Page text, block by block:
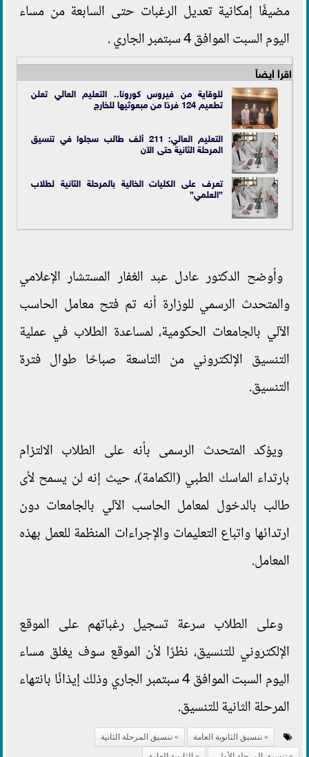
مضيفًا إمكانية تعديل الرغبات حتى السابعة من مساء
اليوم السبت الموافق 4 سبتمبر الجاري .
اقرأ أيضاً
للوقاية من فيروس كورونا.. التعليم العالي تعلن
تطعيم 124 فردًا من مبعوثيها للخارج
التعليم العالي: 211 ألف طالب سجلوا في تنسيق
المرحلة الثانية حتى الآن
تعرف على الكليات الخالية بالمرحلة الثانية لطلاب
”العلمي”
وأوضح الدكتور عادل عبد الغفار المستشار الإعلامي
والمتحدث الرسمي للوزارة أنه تم فتح معامل الحاسب
الآلي بالجامعات الحكومية، لمساعدة الطلاب في عملية
التنسيق الإلكتروني من التاسعة صباحًا طوال فترة
التنسيق.
ويؤكد المتحدث الرسمى بأنه على الطلاب الالتزام
بارتداء الماسك الطبي (الكمامة)، حيث إنه لن يسمح لأى
طالب بالدخول لمعامل الحاسب الآلي بالجامعات دون
ارتدائها واتباع التعليمات والإجراءات المنظمة للعمل بهذه
المعامل.
وعلى الطلاب سرعة تسجيل رغباتهم على الموقع
الإلكتروني للتنسيق، نظرًا لأن الموقع سوف يغلق مساء
اليوم السبت الموافق 4 سبتمبر الجاري وذلك إيذانًا بانتهاء
المرحلة الثانية للتنسيق.
تنسيق الثانوية العامة
تنسيق المرحلة الثانية